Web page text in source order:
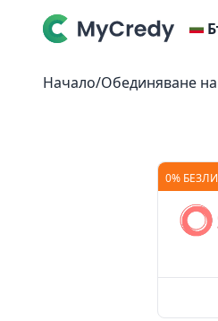
Начало/Обединяване
0%